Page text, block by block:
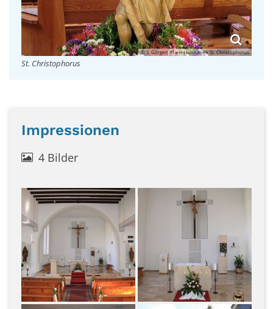
© S. Görgen Pfarrei Bostalsee St. Christophorus
St. Christophorus
Impressionen
4 Bilder